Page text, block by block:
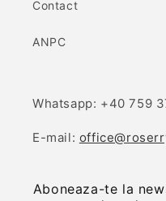
Contact
ANPC
Whatsapp: +40 759
E-mail:
Aboneaza-te la